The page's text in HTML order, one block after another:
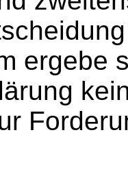
ergebe